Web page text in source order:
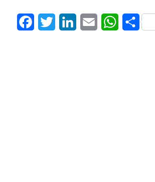
FacebookTwitter LinkedInEmail WhatsApp
Share